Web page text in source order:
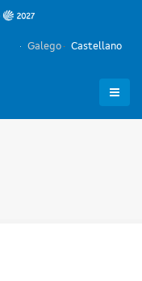
Galego Castellano